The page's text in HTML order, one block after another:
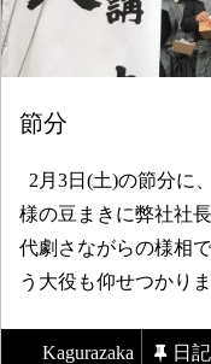
節分
2月3日(土)の節分に
様の豆まきに弊社社
代劇さながらの様相
う大役も仰せつかり
Kagurazaka 日記